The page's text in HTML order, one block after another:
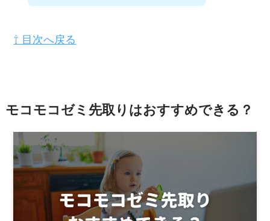
⇧ 目次へ戻る
モコモコゼミ先取りはおすすめできる？